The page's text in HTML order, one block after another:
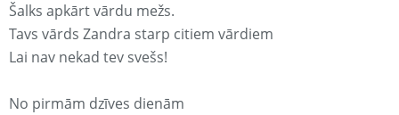
Šalks apkārt vārdu mežs.
Tavs vārds Zandra starp citiem vārdiem
Lai nav nekad tev svešs!
No pirmām dzīves dienām